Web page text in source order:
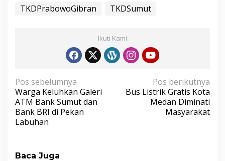
TKDPrabowoGibran TKDSumut
Ikuti Kami
N
a
v
i
a
Pos sebelumnya
Warga Keluhkan Galeri
ATM Bank Sumut dan
Bank BRI di Pekan
Labuhan
Pos berikutnya
Bus Listrik Gratis Kota
Medan Diminati
Masyarakat
Baca Juga